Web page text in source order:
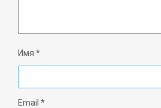
Имя *
Email *